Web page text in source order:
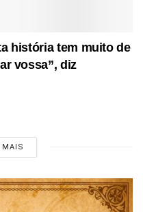
história tem muito de
vossa”, diz
MAIS